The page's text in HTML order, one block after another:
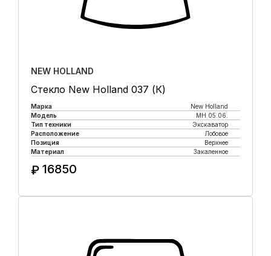
NEW HOLLAND
Стекло New Holland 037 (К)
Марка
New Holland
Модель
MH 05.06.
Тип техники
Экскаватор
Расположение
Лобовое
Позиция
Верхнее
Материал
Закаленное
₽ 16850